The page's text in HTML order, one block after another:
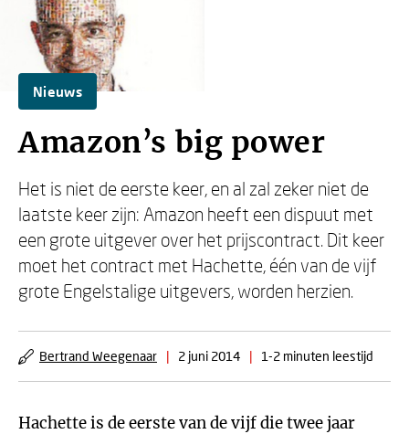
Nieuws
Amazon’s big power
Het is niet de eerste keer, en al zal zeker niet de
laatste keer zijn: Amazon heeft een dispuut met
een grote uitgever over het prijscontract. Dit keer
moet het contract met Hachette, één van de vijf
grote Engelstalige uitgevers, worden herzien.
Bertrand Weegenaar | 2 juni 2014 | 1-2 minuten leestijd
Hachette is de eerste van de vijf die twee jaar